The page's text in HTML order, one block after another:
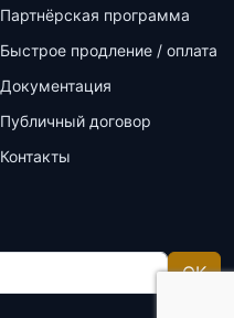
Партнёрская программа
Быстрое продление / оплата
Документация
Публичный договор
Контакты
OK